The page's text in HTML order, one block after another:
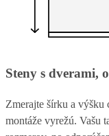
Steny s dverami,
Zmerajte šírku a výšku
montáže vyrežú. Vašu